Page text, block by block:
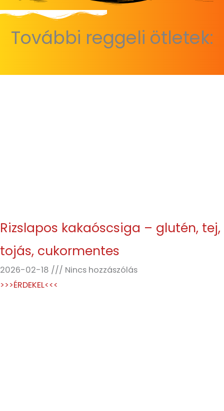
További reggeli ötletek:
Rizslapos kakaóscsiga – glutén, tej,
tojás, cukormentes
2026-02-18
Nincs hozzászólás
>>>ÉRDEKEL<<<